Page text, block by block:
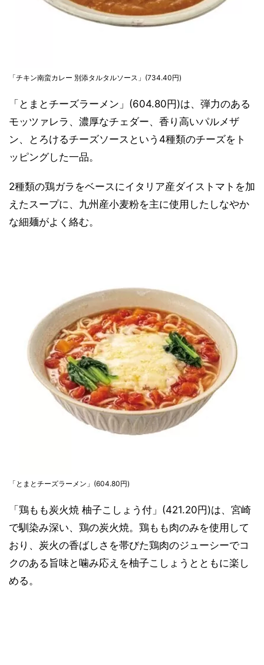
「チキン南蛮カレー 別添タルタルソース」(734.40円)
「とまとチーズラーメン」(604.80円)は、弾力のある
モッツァレラ、濃厚なチェダー、香り高いパルメザ
ン、とろけるチーズソースという4種類のチーズをト
ッピングした一品。
2種類の鶏ガラをベースにイタリア産ダイストマトを加
えたスープに、九州産小麦粉を主に使用したしなやか
な細麺がよく絡む。
「とまとチーズラーメン」(604.80円)
「鶏もも炭火焼 柚子こしょう付」(421.20円)は、宮崎
で馴染み深い、鶏の炭火焼。鶏もも肉のみを使用して
おり、炭火の香ばしさを帯びた鶏肉のジューシーでコ
クのある旨味と噛み応えを柚子こしょうとともに楽し
める。